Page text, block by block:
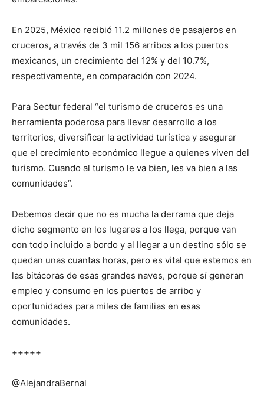
En 2025, México recibió 11.2 millones de pasajeros en
cruceros, a través de 3 mil 156 arribos a los puertos
mexicanos, un crecimiento del 12% y del 10.7%,
respectivamente, en comparación con 2024.
Para Sectur federal “el turismo de cruceros es una
herramienta poderosa para llevar desarrollo a los
territorios, diversificar la actividad turística y asegurar
que el crecimiento económico llegue a quienes viven del
turismo. Cuando al turismo le va bien, les va bien a las
comunidades”.
Debemos decir que no es mucha la derrama que deja
dicho segmento en los lugares a los llega, porque van
con todo incluido a bordo y al llegar a un destino sólo se
quedan unas cuantas horas, pero es vital que estemos en
las bitácoras de esas grandes naves, porque sí generan
empleo y consumo en los puertos de arribo y
oportunidades para miles de familias en esas
comunidades.
+++++
@AlejandraBernal